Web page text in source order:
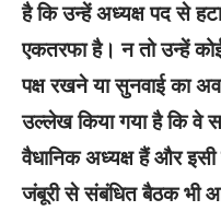
है कि उन्हें अध्यक्ष पद से
एकतरफा है। न तो उन्हें
पक्ष रखने या सुनवाई का
उल्लेख किया गया है कि वे
वैधानिक अध्यक्ष हैं और
जंबूरी से संबंधित बैठक भी